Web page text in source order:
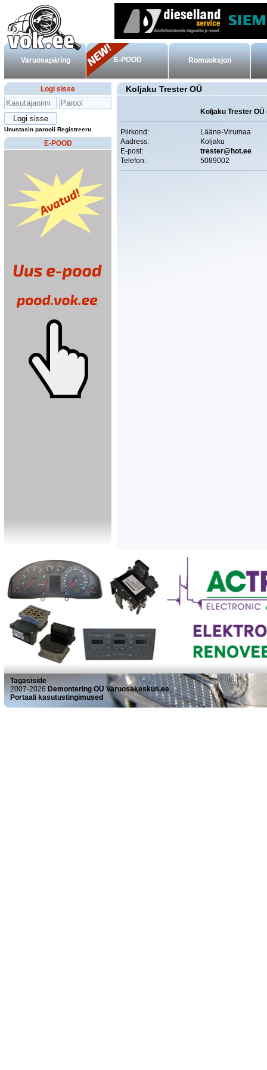
Varuosapäring E-POOD Romuoksjon
Logi sisse
Unustasin parooli Registreeru
E-POOD
Koljaku Trester OÜ
Koljaku Trester OÜ
Piirkond:
Lääne-Virumaa
Aadress:
Koljaku
E-post:
trester@hot.ee
Telefon:
5089002
Tagasiside
2007-2026 Demontering OÜ Varuosakeskus.ee
Portaali kasutustingimused